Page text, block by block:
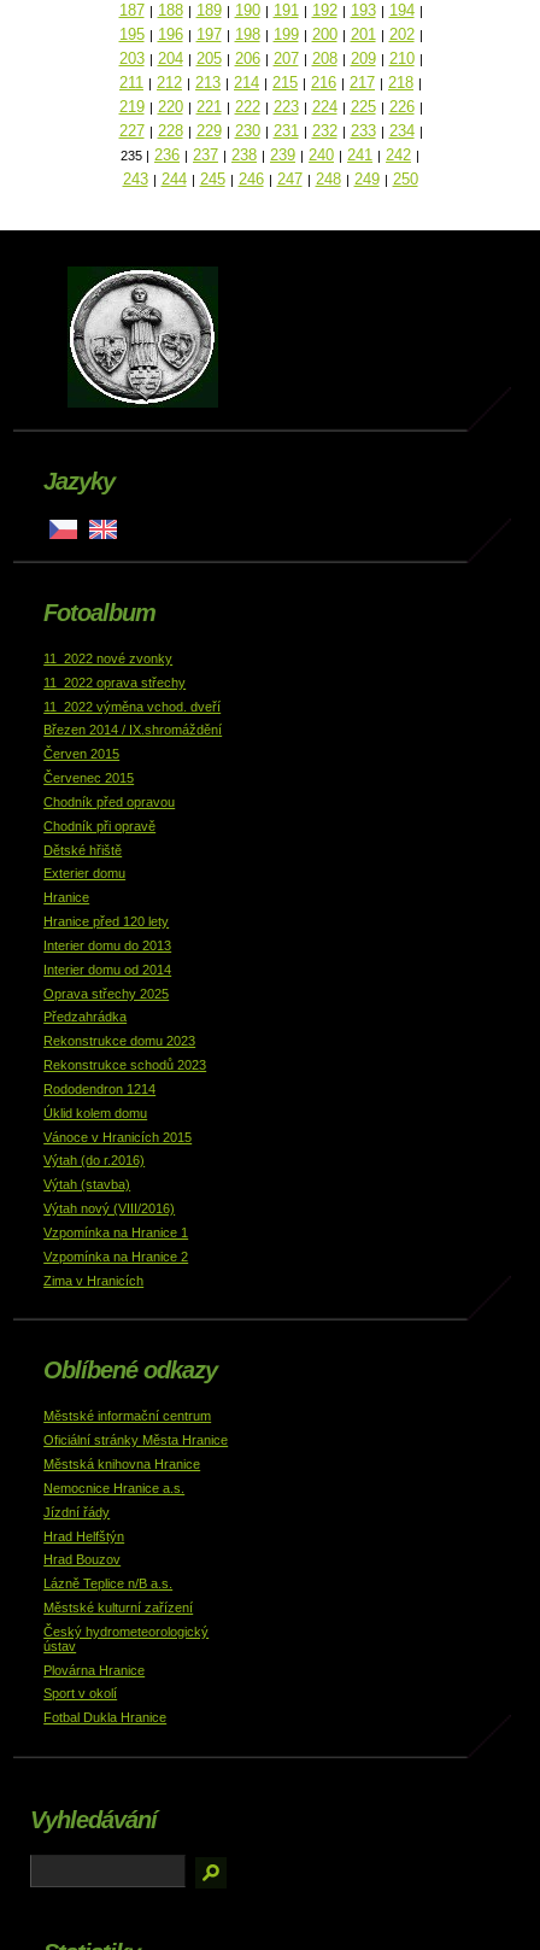
187 | 188 | 189 | 190 | 191 | 192 | 193 | 194 |
195 | 196 | 197 | 198 | 199 | 200 | 201 | 202 |
203 | 204 | 205 | 206 | 207 | 208 | 209 | 210 |
211 | 212 | 213 | 214 | 215 | 216 | 217 | 218 |
219 | 220 | 221 | 222 | 223 | 224 | 225 | 226 |
227 | 228 | 229 | 230 | 231 | 232 | 233 | 234 |
235 | 236 | 237 | 238 | 239 | 240 | 241 | 242 |
243 | 244 | 245 | 246 | 247 | 248 | 249 | 250
Jazyky
Fotoalbum
11_2022 nové zvonky
11_2022 oprava střechy
11_2022 výměna vchod. dveří
Březen 2014 / IX.shromáždění
Červen 2015
Červenec 2015
Chodník před opravou
Chodník při opravě
Dětské hřiště
Exterier domu
Hranice
Hranice před 120 lety
Interier domu do 2013
Interier domu od 2014
Oprava střechy 2025
Předzahrádka
Rekonstrukce domu 2023
Rekonstrukce schodů 2023
Rododendron 1214
Úklid kolem domu
Vánoce v Hranicích 2015
Výtah (do r.2016)
Výtah (stavba)
Výtah nový (VIII/2016)
Vzpomínka na Hranice 1
Vzpomínka na Hranice 2
Zima v Hranicích
Oblíbené odkazy
Městské informační centrum
Oficiální stránky Města Hranice
Městská knihovna Hranice
Nemocnice Hranice a.s.
Jízdní řády
Hrad Helfštýn
Hrad Bouzov
Lázně Teplice n/B a.s.
Městské kulturní zařízení
Český hydrometeorologický
ústav
Plovárna Hranice
Sport v okolí
Fotbal Dukla Hranice
Vyhledávání